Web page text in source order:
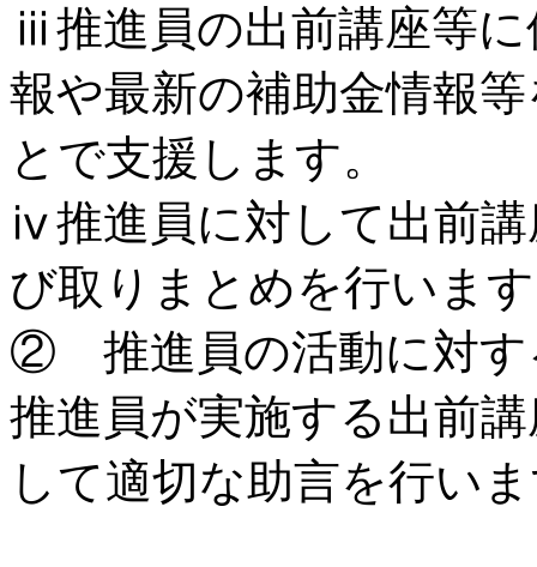
ⅲ推進員の出前講座等
報や最新の補助金情報
とで支援します。
ⅳ推進員に対して出前
び取りまとめを行いま
② 推進員の活動に対す
推進員が実施する出前
して適切な助言を行い